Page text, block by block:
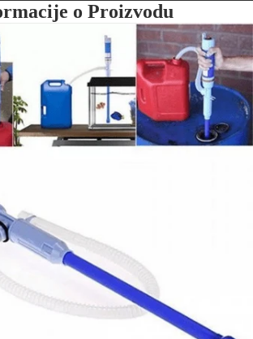
o Proizvodu